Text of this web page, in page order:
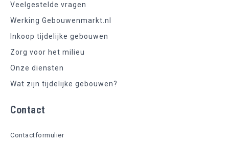
Veelgestelde vragen
Werking Gebouwenmarkt.nl
Inkoop tijdelijke gebouwen
Zorg voor het milieu
Onze diensten
Wat zijn tijdelijke gebouwen?
Contact
Contactformulier